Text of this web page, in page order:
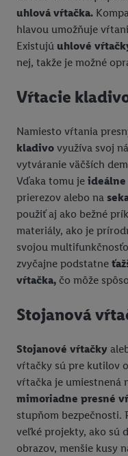
uhlová vŕtačka.
hlavou umožňuje
Existujú uhlové
nej, takže je možné
Vŕtacie
Namiesto vŕtania
kladivo využíva svoj
vytváranie väčších
Vďaka tomu je ideálne
prierezov alebo na
použiť aj ako bežné
materiály, ako je
svojou
zvyčajne podstatne
vŕtačka, čo môže
Stojanová
Stojanové vŕtačky
vŕtačky sú pre kutilov
vŕtačka je umiestnená
mimoriadne presné
stupňom bezpečnosti.
veľké projekty, ako sú
obrazov, menšie kusy